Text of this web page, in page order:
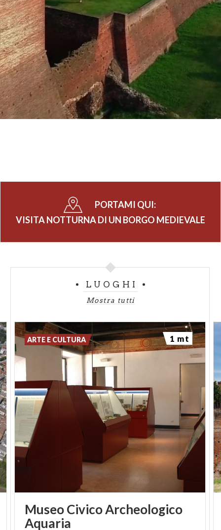
tradizione. Le luci notturne accarezzano i contorni
degli edifici e ogni spazio acquista un nuovo valore
narrativo e uno straordinario fascino romantico.
PORTAMI QUI:
VISITA NOTTURNA DI UN BORGO MEDIEVALE
LUOGHI
Mostra tutti
Museo Civico Archeologico
Aquaria
ARTE E CULTURA 1 mt